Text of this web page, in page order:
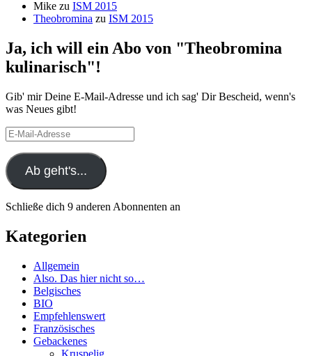
Mike zu ISM 2015
Theobromina zu ISM 2015
Ja, ich will ein Abo von "Theobromina
kulinarisch"!
Gib' mir Deine E-Mail-Adresse und ich sag' Dir Bescheid, wenn's
was Neues gibt!
E-
Mail-
Adresse
Ab geht's...
Schließe dich 9 anderen Abonnenten an
Kategorien
Allgemein
Also. Das hier nicht so…
Belgisches
BIO
Empfehlenswert
Französisches
Gebackenes
Kruspelig